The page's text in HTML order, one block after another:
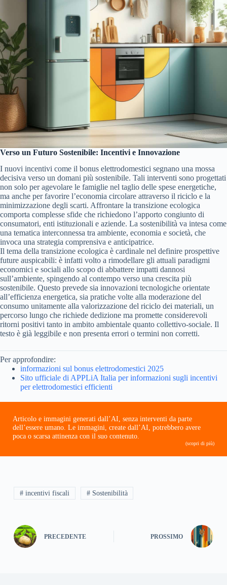
Verso un Futuro Sostenibile: Incentivi e Innovazione
I nuovi incentivi come il bonus elettrodomestici segnano una mossa
decisiva verso un domani più sostenibile. Tali interventi sono progettati
non solo per agevolare le famiglie nel taglio delle spese energetiche,
ma anche per favorire l’economia circolare attraverso il riciclo e la
minimizzazione degli scarti. Affrontare la transizione ecologica
comporta complesse sfide che richiedono l’apporto congiunto di
consumatori, enti istituzionali e aziende. La sostenibilità va intesa come
una tematica interconnessa tra ambiente, economia e società, che
invoca una strategia comprensiva e anticipatrice.
Il tema della transizione ecologica è cardinale nel definire prospettive
future auspicabili: è infatti volto a rimodellare gli attuali paradigmi
economici e sociali allo scopo di abbattere impatti dannosi
sull’ambiente, spingendo al contempo verso una crescita più
sostenibile. Questo prevede sia innovazioni tecnologiche orientate
all’efficienza energetica, sia pratiche volte alla moderazione del
consumo unitamente alla valorizzazione del riciclo dei materiali, un
percorso lungo che richiede dedizione ma promette considerevoli
ritorni positivi tanto in ambito ambientale quanto collettivo-sociale. Il
testo è già leggibile e non presenta errori o termini non corretti.
Per approfondire:
informazioni sul bonus elettrodomestici 2025
Sito ufficiale di APPLiA Italia per informazioni sugli incentivi
per elettrodomestici efficienti
Articolo e immagini generati dall’AI, senza interventi da parte
dell’essere umano. Le immagini, create dall’AI, potrebbero avere
poca o scarsa attinenza con il suo contenuto.
(scopri di più)
# incentivi fiscali # Sostenibilità
PRECEDENTE PROSSIMO